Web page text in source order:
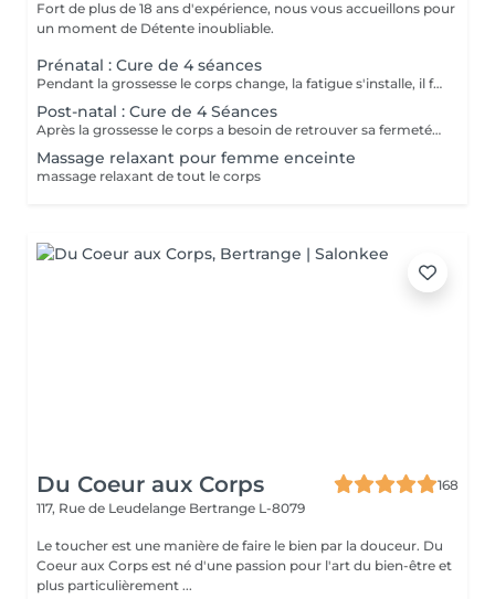
Fort de plus de 18 ans d'expérience, nous vous accueillons pour
un moment de Détente inoubliable.
Prénatal : Cure de 4 séances
Pendant la grossesse le corps change, la fatigue s'installe, il faut donc apporter à la peau tous les minéraux et les actifs qui vont aider à garder toute sa souplesse. Les différentes algues vont permettre un meilleur drainage et les massages appropriés à la future maman vont l'aider à se détendre. CURE DE 4 SEANCES à 216
Post-natal : Cure de 4 Séances
Après la grossesse le corps a besoin de retrouver sa fermeté et son tonus, pour cela, il est donc essentiel de remodeler sa silhouette grâce aux différents enveloppements et techniques manuelles spécifiques.
Massage relaxant pour femme enceinte
massage relaxant de tout le corps
Du Coeur aux Corps
168
117, Rue de Leudelange Bertrange L-8079
Le toucher est une manière de faire le bien par la douceur. Du
Coeur aux Corps est né d'une passion pour l'art du bien-être et
plus particulièrement ...